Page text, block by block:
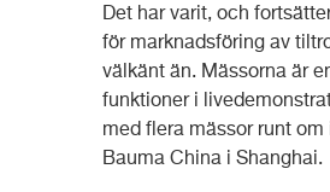
Det har varit, och
för marknadsföring av
välkänt än. Mässorna är
funktioner i
med flera mässor runt
Bauma China i Shanghai.